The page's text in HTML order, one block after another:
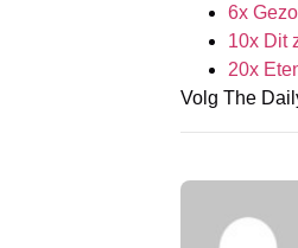
6x
10x Dit
20x
Volg The